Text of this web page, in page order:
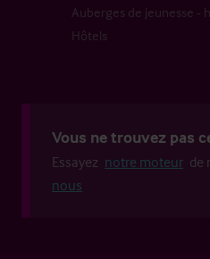
Auberges de jeunesse -
Hôtels
Vous ne trouvez pas
Essayez notre moteur de
nous